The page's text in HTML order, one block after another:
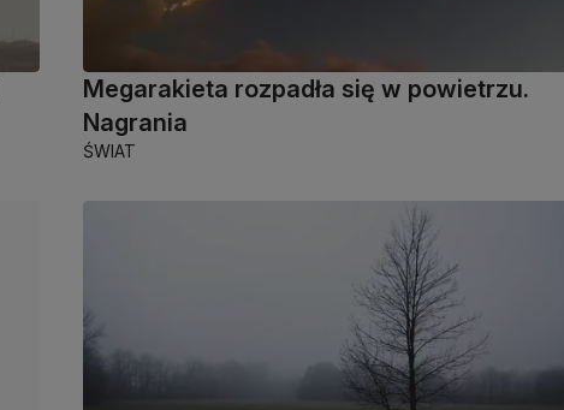
Megarakieta rozpadła się w powietrzu.
Nagrania
ŚWIAT